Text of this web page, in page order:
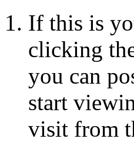
If this is
clicking
you can
start
visit from